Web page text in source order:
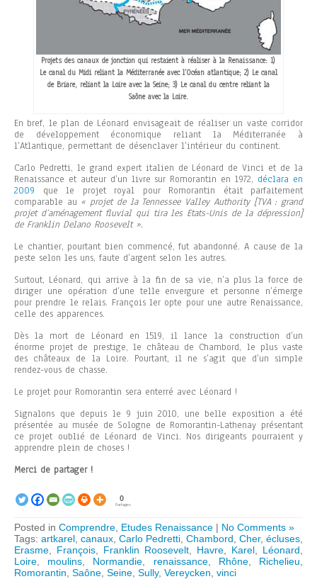
Projets des canaux de jonction qui restaient à réaliser à la Renaissance: 1)
Le canal du Midi reliant la Méditerranée avec l’Océan atlantique; 2) Le canal
de Briare, reliant la Loire avec la Seine; 3) Le canal du centre reliant la
Saône avec la Loire.
En bref, le plan de Léonard envisageait de réaliser un vaste corridor
de développement économique reliant la Méditerranée à
l’Atlantique, permettant de désenclaver l’intérieur du continent.
Carlo Pedretti, le grand expert italien de Léonard de Vinci et de la
Renaissance et auteur d’un livre sur Romorantin en 1972, déclara en
2009 que le projet royal pour Romorantin était parfaitement
comparable au « projet de la Tennessee Valley Authority [TVA : grand
projet d’aménagement fluvial qui tira les Etats-Unis de la dépression]
de Franklin Delano Roosevelt ».
Le chantier, pourtant bien commencé, fut abandonné. A cause de la
peste selon les uns, faute d’argent selon les autres.
Surtout, Léonard, qui arrive à la fin de sa vie, n’a plus la force de
diriger une opération d’une telle envergure et personne n’émerge
pour prendre le relais. François 1er opte pour une autre Renaissance,
celle des apparences.
Dès la mort de Léonard en 1519, il lance la construction d’un
énorme projet de prestige, le château de Chambord, le plus vaste
des châteaux de la Loire. Pourtant, il ne s’agit que d’un simple
rendez-vous de chasse.
Le projet pour Romorantin sera enterré avec Léonard !
Signalons que depuis le 9 juin 2010, une belle exposition a été
présentée au musée de Sologne de Romorantin-Lathenay présentant
ce projet oublié de Léonard de Vinci. Nos dirigeants pourraient y
apprendre plein de choses !
Merci de partager !
0
Partages
Posted in Comprendre Etudes Renaissance | No Comments »
Tags: artkarel canaux Carlo Pedretti Chambord Cher, écluses
Erasme
François Franklin Roosevelt Havre Karel Léonard
Loire
moulins Normandie renaissance, Rhône, Richelieu
Romorantin Saône Seine Sully, Vereycken vinci